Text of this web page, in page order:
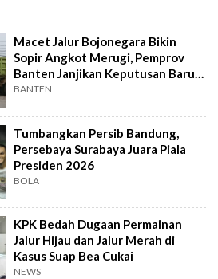
Macet Jalur Bojonegara Bikin
Sopir Angkot Merugi, Pemprov
Banten Janjikan Keputusan Baru 4
Hari Lagi
BANTEN
Tumbangkan Persib Bandung,
Persebaya Surabaya Juara Piala
Presiden 2026
BOLA
KPK Bedah Dugaan Permainan
Jalur Hijau dan Jalur Merah di
Kasus Suap Bea Cukai
NEWS